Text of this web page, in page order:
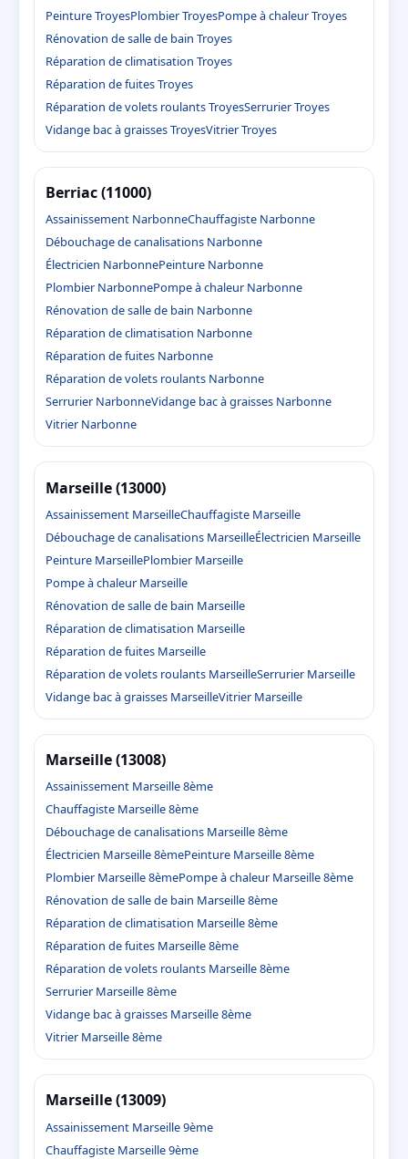
Peinture TroyesPlombier TroyesPompe à chaleur Troyes
Rénovation de salle de bain Troyes
Réparation de climatisation Troyes
Réparation de fuites Troyes
Réparation de volets roulants TroyesSerrurier Troyes
Vidange bac à graisses TroyesVitrier Troyes
Berriac (11000)
Assainissement NarbonneChauffagiste Narbonne
Débouchage de canalisations Narbonne
Électricien NarbonnePeinture Narbonne
Plombier NarbonnePompe à chaleur Narbonne
Rénovation de salle de bain Narbonne
Réparation de climatisation Narbonne
Réparation de fuites Narbonne
Réparation de volets roulants Narbonne
Serrurier NarbonneVidange bac à graisses Narbonne
Vitrier Narbonne
Marseille (13000)
Assainissement MarseilleChauffagiste Marseille
Débouchage de canalisations MarseilleÉlectricien Marseille
Peinture MarseillePlombier Marseille
Pompe à chaleur Marseille
Rénovation de salle de bain Marseille
Réparation de climatisation Marseille
Réparation de fuites Marseille
Réparation de volets roulants MarseilleSerrurier Marseille
Vidange bac à graisses MarseilleVitrier Marseille
Marseille (13008)
Assainissement Marseille 8ème
Chauffagiste Marseille 8ème
Débouchage de canalisations Marseille 8ème
Électricien Marseille 8èmePeinture Marseille 8ème
Plombier Marseille 8èmePompe à chaleur Marseille 8ème
Rénovation de salle de bain Marseille 8ème
Réparation de climatisation Marseille 8ème
Réparation de fuites Marseille 8ème
Réparation de volets roulants Marseille 8ème
Serrurier Marseille 8ème
Vidange bac à graisses Marseille 8ème
Vitrier Marseille 8ème
Marseille (13009)
Assainissement Marseille 9ème
Chauffagiste Marseille 9ème